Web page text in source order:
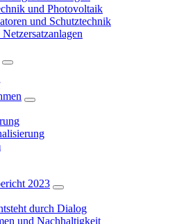
und Photovoltaik
und Schutztechnik
2023
durch Dialog
und Nachhaltigkeit